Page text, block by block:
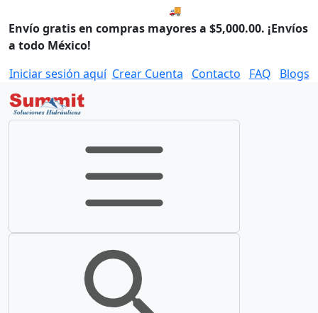
🚚 Envío el Martes, 11 de
Envío gratis en compras mayores a $5,000.00. ¡Envíos
a todo México!
Iniciar sesión aquí Crear Cuenta Contacto FAQ Blogs